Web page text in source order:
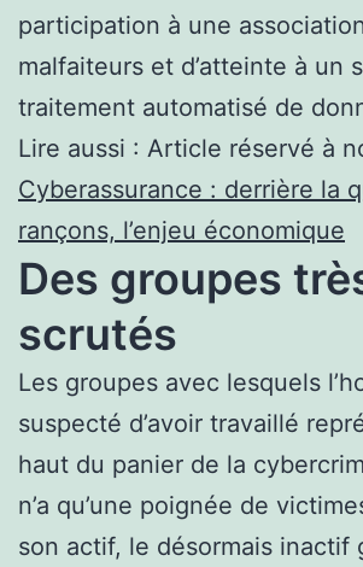
participation à une
malfaiteurs et d’atteinte à un
traitement automatisé de
Lire aussi : Article réservé à
Cyberassurance : derrière la
rançons, l’enjeu économique
Des groupes
scrutés
Les groupes avec lesquels
suspecté d’avoir travaillé
haut du panier de la
n’a qu’une poignée de
son actif, le désormais inactif